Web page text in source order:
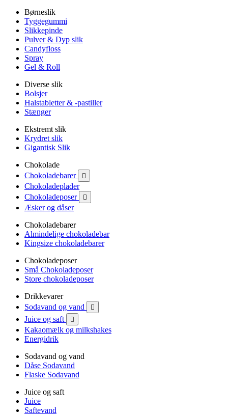
Børneslik
Tyggegummi
Slikkepinde
Pulver & Dyp slik
Candyfloss
Spray
Gel & Roll
Diverse slik
Bolsjer
Halstabletter & -pastiller
Stænger
Ekstremt slik
Krydret slik
Gigantisk Slik
Chokolade
Chokoladebarer

Chokoladeplader
Chokoladeposer

Æsker og dåser
Chokoladebarer
Almindelige chokoladebar
Kingsize chokoladebarer
Chokoladeposer
Små Chokoladeposer
Store chokoladeposer
Drikkevarer
Sodavand og vand

Juice og saft 
Kakaomælk og milkshakes
Energidrik
Sodavand og vand
Dåse Sodavand
Flaske Sodavand
Juice og saft
Juice
Saftevand